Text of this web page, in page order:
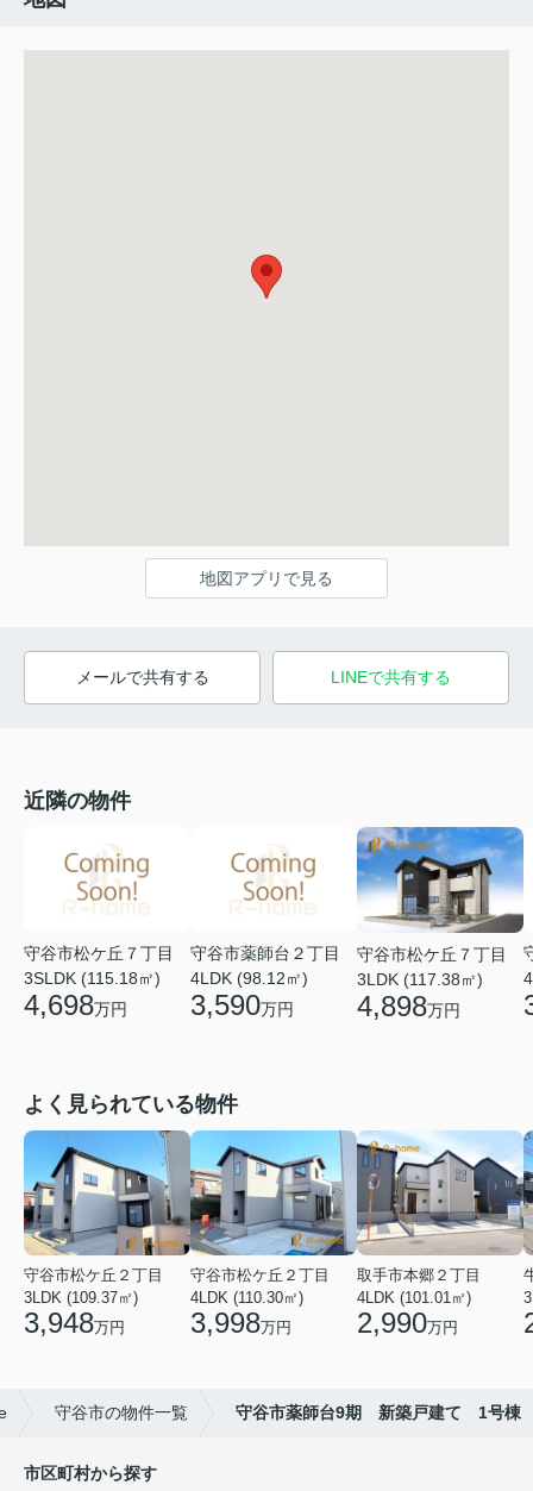
地図アプリで見る
メールで共有する LINEで共有する
近隣の物件
守谷市松ケ丘７丁目
3SLDK (115.18㎡)
4,698万円
守谷市薬師台２丁目
4LDK (98.12㎡)
3,590万円
守谷市松ケ丘７丁目
3LDK (117.38㎡)
4,898万円
よく見られている物件
守谷市松ケ丘２丁目
3LDK (109.37㎡)
3,948万円
守谷市松ケ丘２丁目
4LDK (110.30㎡)
3,998万円
取手市本郷２丁目
4LDK (101.01㎡)
2,990万円
守谷市の物件一覧 守谷市薬師台9期 新築戸建て 1号棟
市区町村から探す